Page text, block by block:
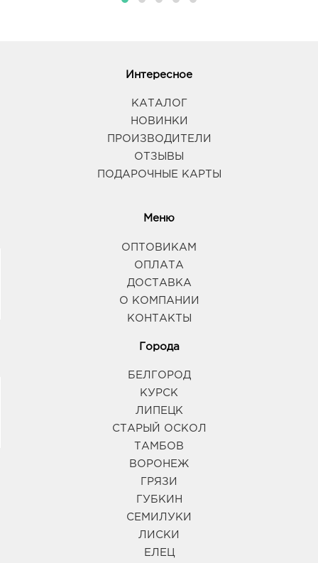
Интересное
КАТАЛОГ
НОВИНКИ
ПРОИЗВОДИТЕЛИ
ОТЗЫВЫ
ПОДАРОЧНЫЕ КАРТЫ
Меню
ОПТОВИКАМ
ОПЛАТА
ДОСТАВКА
О КОМПАНИИ
КОНТАКТЫ
Города
БЕЛГОРОД
КУРСК
ЛИПЕЦК
СТАРЫЙ ОСКОЛ
ТАМБОВ
ВОРОНЕЖ
ГРЯЗИ
ГУБКИН
СЕМИЛУКИ
ЛИСКИ
ЕЛЕЦ